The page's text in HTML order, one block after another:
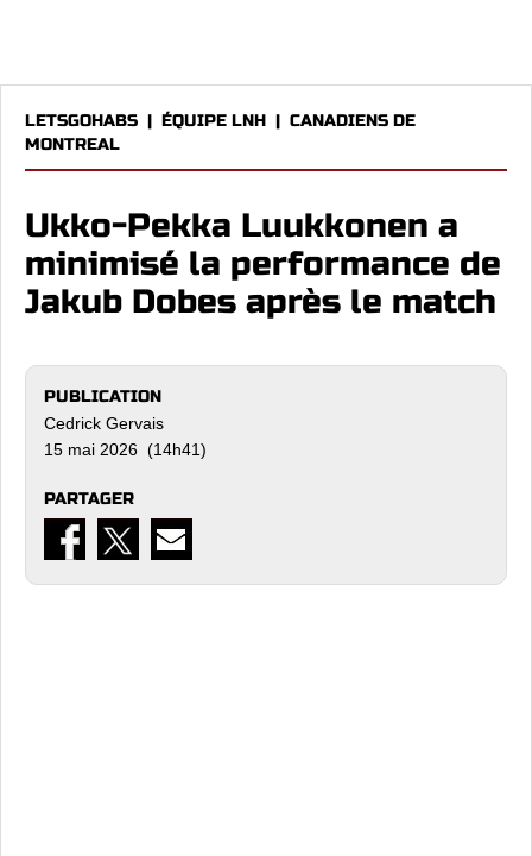
LETSGOHABS | ÉQUIPE LNH | CANADIENS DE
MONTREAL
Ukko-Pekka Luukkonen a
minimisé la performance de
Jakub Dobes après le match
PUBLICATION
Cedrick Gervais
15 mai 2026 (14h41)
PARTAGER